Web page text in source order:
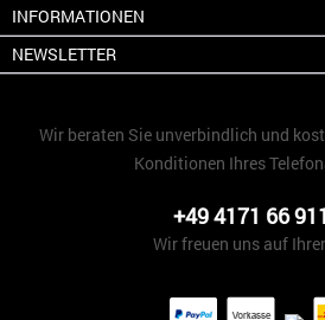
INFORMATIONEN
NEWSLETTER
Wir beraten Sie unverbindlich und
Konditionen Ihres
+49 4171 66
Wir freuen uns auf